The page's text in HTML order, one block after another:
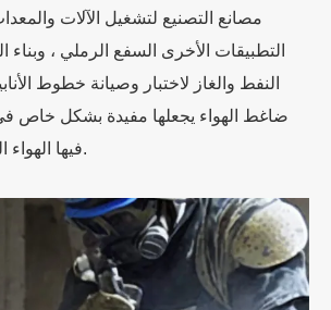
مصانع التصنيع لتشغيل الآلات
التطبيقات الأخرى السفع الرملي ،
النفط والغاز لاختبار وصيانة خطوط
ضاغط الهواء يجعلها مفيدة بشكل خاص في
فيها الهواء البارد الجاف ضروريًا.